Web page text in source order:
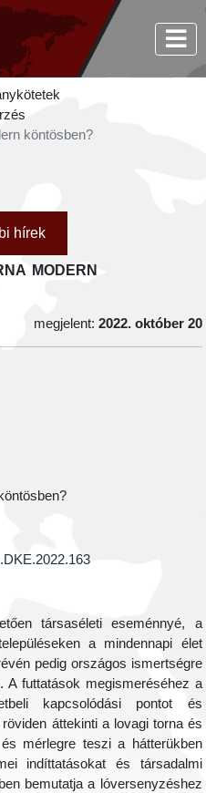
köntösben?
hírek
modern
megjelent: 2022. október 20
társaséleti eseménnyé, a
a mindennapi élet
pedig országos ismertségre
futtatások megismeréséhez a
kapcsolódási pontot és
áttekinti a lovagi torna és
mérlegre teszi a hátterükben
indíttatásokat és társadalmi
bemutatja a lóversenyzéshez